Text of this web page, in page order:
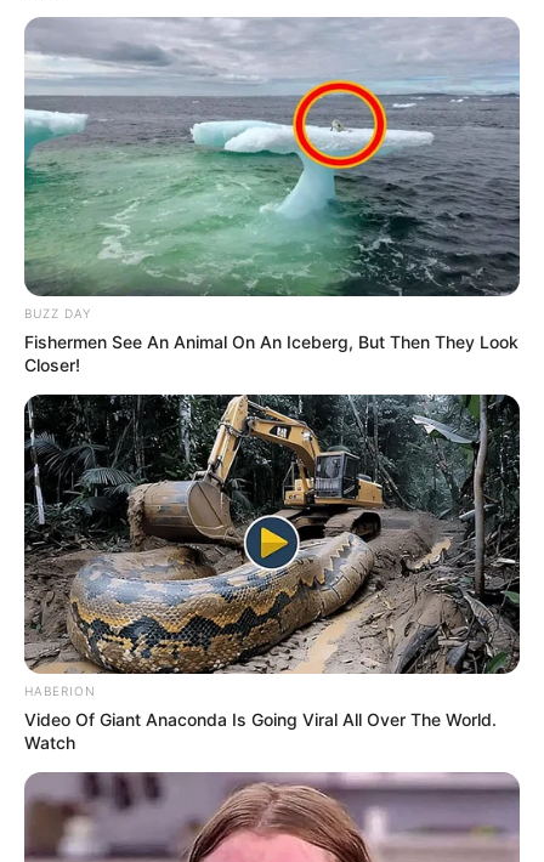
BUZZ DAY
Fishermen See An Animal On An Iceberg, But Then They Look
Closer!
HABERION
Video Of Giant Anaconda Is Going Viral All Over The World.
Watch